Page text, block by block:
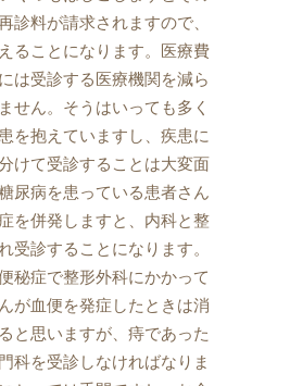
診料が請求されますので、
ることになります。医療費
は受診する医療機関を減ら
せん。そうはいっても多く
を抱えていますし、疾患に
けて受診することは大変面
尿病を患っている患者さん
を併発しますと、内科と整
受診することになります。
秘症で整形外科にかかって
が血便を発症したときは消
と思いますが、痔であった
科を受診しなければなりま